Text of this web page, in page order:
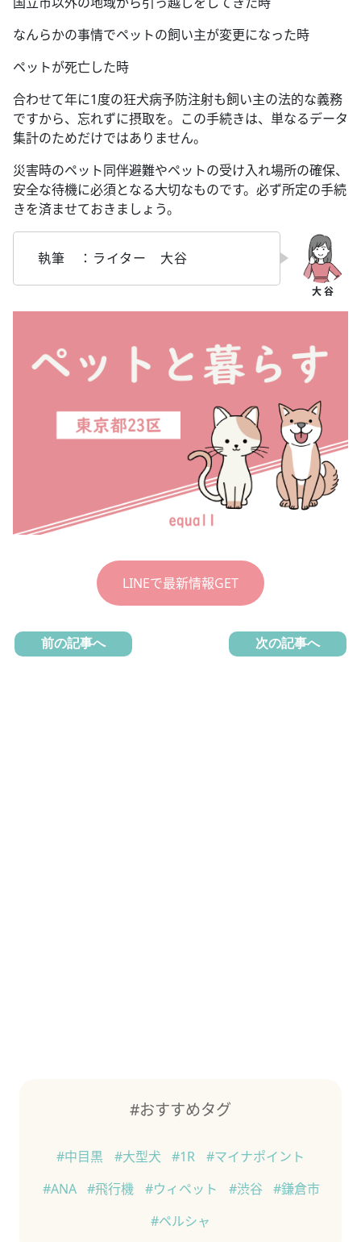
なんらかの事情でペットの飼い主が変更になった時
ペットが死亡した時
合わせて年に1度の狂犬病予防注射も飼い主の法的な義務
ですから、忘れずに摂取を。この手続きは、単なるデータ
集計のためだけではありません。
災害時のペット同伴避難やペットの受け入れ場所の確保、
安全な待機に必須となる大切なものです。必ず所定の手続
きを済ませておきましょう。
執筆 ：ライター 大谷
LINEで最新情報GET
前の記事へ 次の記事へ
#おすすめタグ
#中目黒 #大型犬 #1R
#マイナポイント
#ANA
#飛行機 #ウィペット #渋谷
#鎌倉市
#ペルシャ